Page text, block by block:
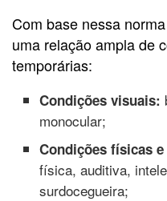
Com base nessa
uma relação ampla de
temporárias:
Condições visuais:
monocular;
Condições físicas
física, auditiva,
surdocegueira;